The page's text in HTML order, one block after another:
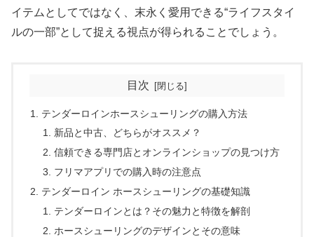
イテムとしてではなく、末永く愛用できる“ライフスタイ
ルの一部”として捉える視点が得られることでしょう。
目次
テンダーロインホースシューリングの購入方法
新品と中古、どちらがオススメ？
信頼できる専門店とオンラインショップの見つけ方
フリマアプリでの購入時の注意点
テンダーロイン ホースシューリングの基礎知識
テンダーロインとは？その魅力と特徴を解剖
ホースシューリングのデザインとその意味